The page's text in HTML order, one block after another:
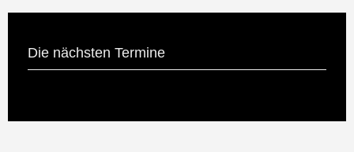
Die nächsten Termine